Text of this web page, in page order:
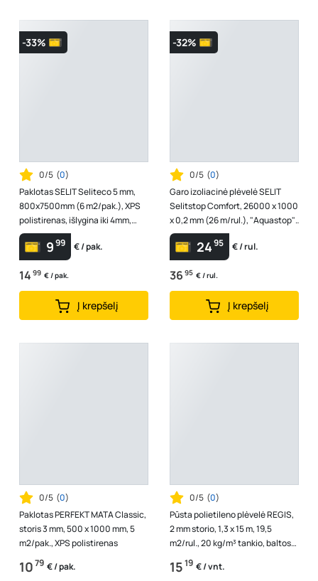
-33%
0/5 (0)
Paklotas SELIT Seliteco 5 mm,
800x7500mm (6 m2/pak.), XPS
polistirenas, išlygina iki 4mm,
gaminamas ir pakuojamas
tvaria...999 € / pak.
14 99 € / pak.
Į krepšelį
-32%
0/5 (0)
Garo izoliacinė plėvelė SELIT
Selitstop Comfort, 26000 x 1000
x 0,2 mm (26 m/rul.), "Aquastop",
itin veiksminga apsauga ...
2495 € / rul.
36 95 € / rul.
Į krepšelį
0/5 (0)
Paklotas PERFEKT MATA Classic,
storis 3 mm, 500 x 1000 mm, 5
m2/pak., XPS polistirenas
1079 € / pak.
0/5 (0)
Pūsta polietileno plėvelė REGIS,
2 mm storio, 1,3 x 15 m, 19,5
m2/rul., 20 kg/m³ tankio, baltos
spalvos
1519 € / vnt.